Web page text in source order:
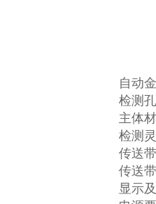
自动
检测
主体
检测
传送
传送
显示